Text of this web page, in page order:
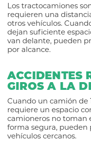
Los tractocamiones
requieren una
otros vehículos.
dejan suficiente
van delante, pueden
por alcance.
ACCIDENTES
GIROS A LA
Cuando un camión de
requiere un espacio
camioneros no toman
forma segura, pueden
vehículos cercanos.